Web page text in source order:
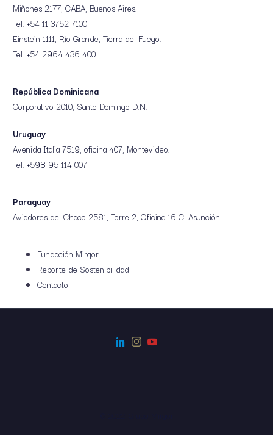
Miñones 2177, CABA, Buenos Aires.
Tel. +54 11 3752 7100
Einstein 1111, Río Grande, Tierra del Fuego.
Tel. +54 2964 436 400
República Dominicana
Corporativo 2010, Santo Domingo D.N.
Uruguay
Avenida Italia 7519, oficina 407, Montevideo.
Tel. +598 95 114 007
Paraguay
Aviadores del Chaco 2581, Torre 2, Oficina 16 C, Asunción.
Fundación Mirgor
Reporte de Sostenibilidad
Contacto